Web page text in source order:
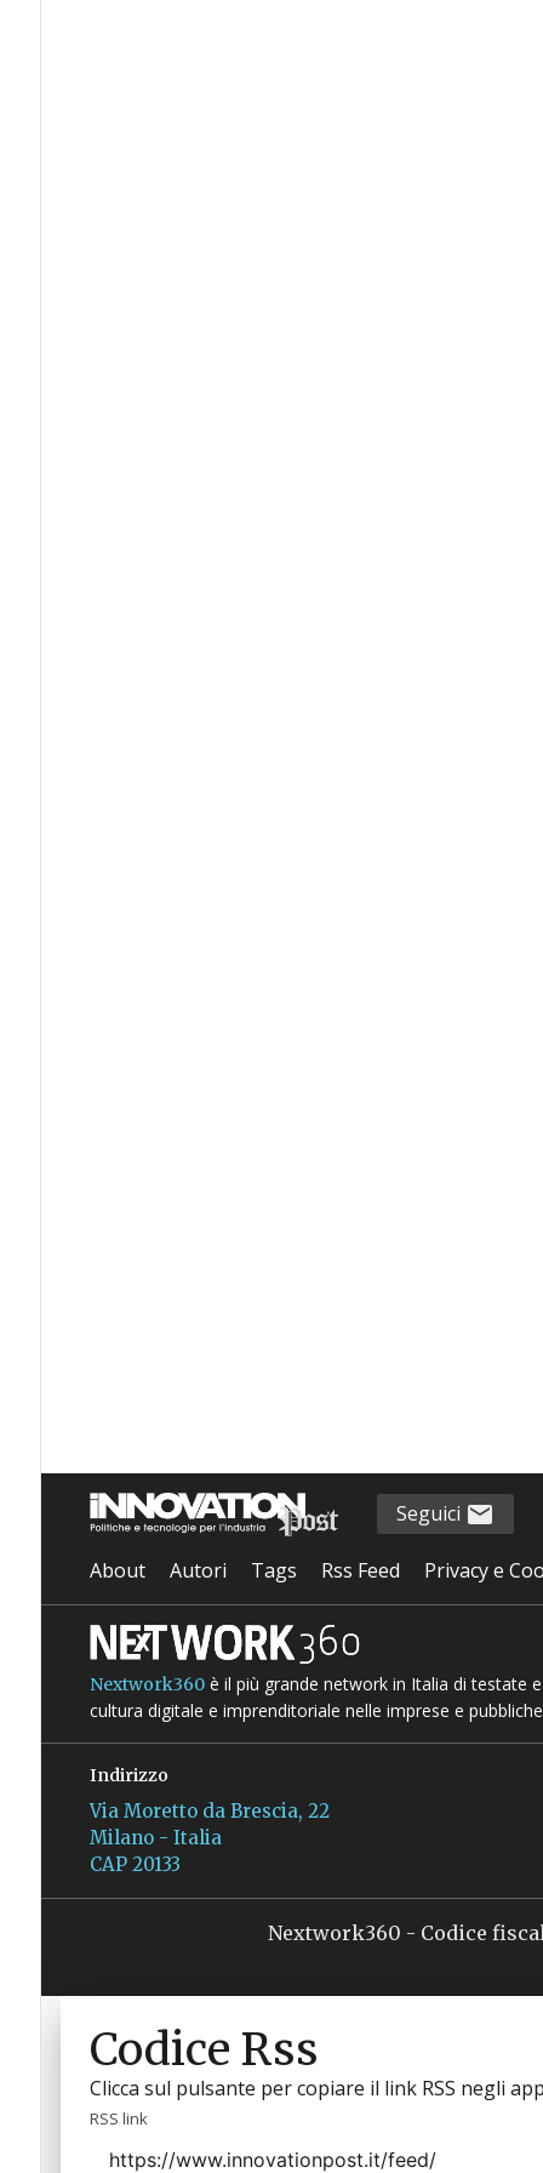
Seguici
About Autori Tags Rss Feed Privacy e
Nextwork360è il più grande network in Italia di testate
cultura digitale e imprenditoriale nelle imprese e
Indirizzo
Via Moretto da Brescia, 22
Milano - Italia
CAP 20133
Nextwork360 - Codice
Codice Rss
Clicca sul pulsante per copiare il link RSS negli
RSS link